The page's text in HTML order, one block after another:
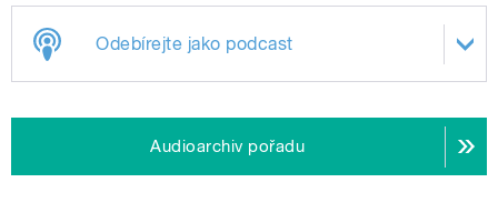
Odebírejte jako podcast
Audioarchiv pořadu